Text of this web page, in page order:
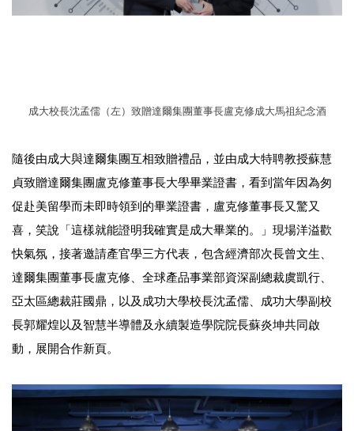
成大校長沈孟儒（左）致贈達爾集團董事長盧克修成大馬祖紀念酒
隨後由成大與達爾集團互相致贈禮品，並由成大特聘教授蘇慧
貞致贈達爾集團盧克修董事長大學畢業證書，看到當年因為匆
促赴美留學而未即時領到的畢業證書，盧克修董事長又驚又
喜，笑說「這樣就能證明我確實是成大畢業的。」現場洋溢歡
快氣氛，接著邀請產官學三方代表，包含經濟部次長曾文生、
達爾集團董事長盧克修、全球產品事業部資深副總裁虞凱行、
亞太區總裁莊國鼎，以及成功大學校長沈孟儒、成功大學副校
長郭耀煌以及智慧半導體及永續製造學院院長蘇炎坤共同啟
動，展開合作新頁。